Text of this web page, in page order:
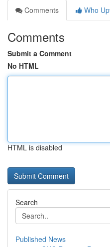
Comments
Who
Comments
Submit a Comment
No HTML
HTML is disabled
Search
Published News